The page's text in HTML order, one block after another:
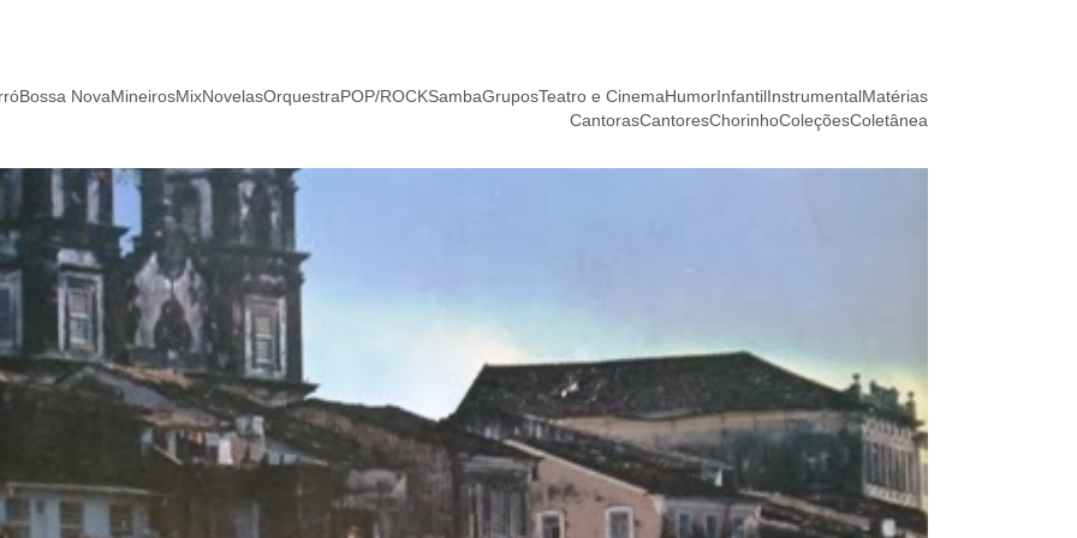
Bossa NovaMineirosMixNovelasOrquestraPOP/ROCKSambaGruposTeatro e CinemaHumorInfantilInstrumentalMatérias
CantorasCantoresChorinhoColeçõesColetânea